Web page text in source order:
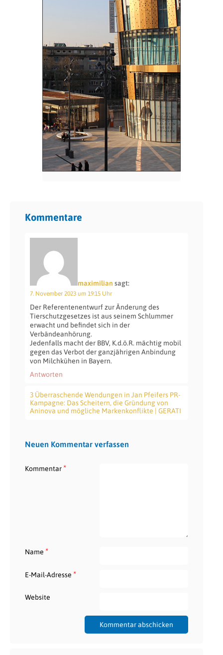
Kommentare
maximilian sagt:
7. November 2023 um 19:15 Uhr
Der Referentenentwurf zur Änderung des
Tierschutzgesetzes ist aus seinem Schlummer
erwacht und befindet sich in der
Verbändeanhörung.
Jedenfalls macht der BBV, K.d.ö.R. mächtig mobil
gegen das Verbot der ganzjährigen Anbindung
von Milchkühen in Bayern.
Antworten
3 Überraschende Wendungen in Jan Pfeifers PR-
Kampagne: Das Scheitern, die Gründung von
Aninova und mögliche Markenkonflikte | GERATI
Neuen Kommentar verfassen
Kommentar*
Name *
E-Mail-Adresse *
Website